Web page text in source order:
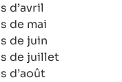
d’avril
de mai
de juin
de juillet
d’août